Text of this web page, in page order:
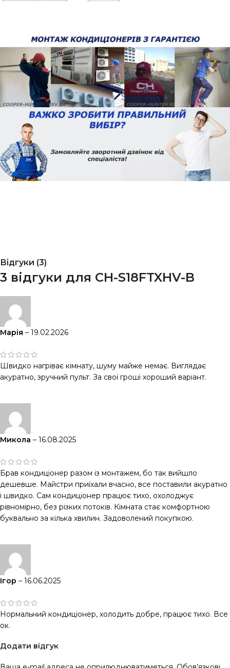
Відгуки (3)
3 відгуки для CH-S18FTXHV-B
Марія – 19.02.2026
Швидко нагріває кімнату, шуму майже немає. Виглядає
акуратно, зручний пульт. За свої гроші хороший варіант.
Микола – 16.08.2025
Брав кондиціонер разом із монтажем, бо так вийшло
дешевше. Майстри приїхали вчасно, все поставили акуратно
і швидко. Сам кондиціонер працює тихо, охолоджує
рівномірно, без різких потоків. Кімната стає комфортною
буквально за кілька хвилин. Задоволений покупкою.
Ігор – 16.06.2025
Нормальний кондиціонер, холодить добре, працює тихо. Все
ок.
Додати відгук